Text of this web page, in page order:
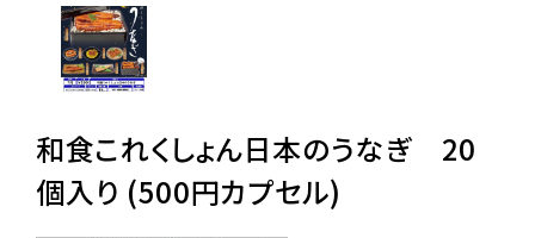
06-6282-7659
和食これくしょん日本のうなぎ 20
個入り (500円カプセル)